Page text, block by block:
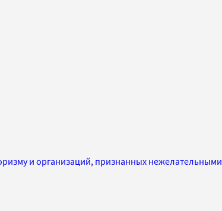
и организаций, признанных нежелательными